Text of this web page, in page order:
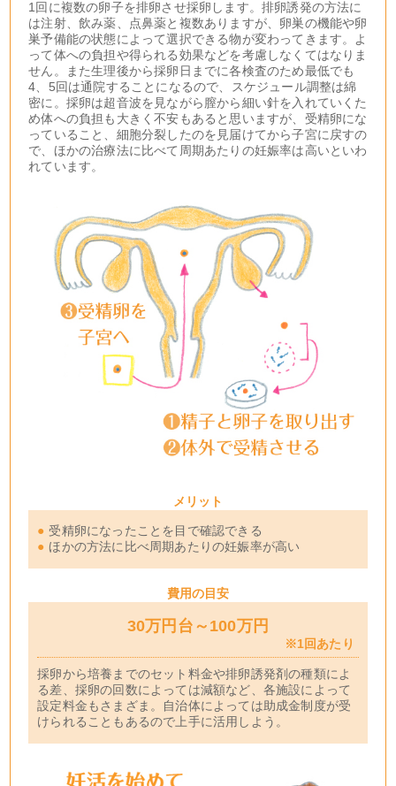
1回に複数の卵子を排卵させ採卵します。排卵誘発の方法に
は注射、飲み薬、点鼻薬と複数ありますが、卵巣の機能や卵
巣予備能の状態によって選択できる物が変わってきます。よ
って体への負担や得られる効果などを考慮しなくてはなりま
せん。また生理後から採卵日までに各検査のため最低でも
4、5回は通院することになるので、スケジュール調整は綿
密に。採卵は超音波を見ながら膣から細い針を入れていくた
め体への負担も大きく不安もあると思いますが、受精卵にな
っていること、細胞分裂したのを見届けてから子宮に戻すの
で、ほかの治療法に比べて周期あたりの妊娠率は高いといわ
れています。
メリット
● 受精卵になったことを目で確認できる
● ほかの方法に比べ周期あたりの妊娠率が高い
費用の目安
30万円台～100万円
※1回あたり
採卵から培養までのセット料金や排卵誘発剤の種類によ
る差、採卵の回数によっては減額など、各施設によって
設定料金もさまざま。自治体によっては助成金制度が受
けられることもあるので上手に活用しよう。